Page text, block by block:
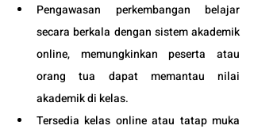
Pengawasan perkembangan belajar
secara berkala dengan sistem akademik
online, memungkinkan peserta atau
orang tua dapat memantau nilai
akademik di kelas.
Tersedia kelas online atau tatap muka